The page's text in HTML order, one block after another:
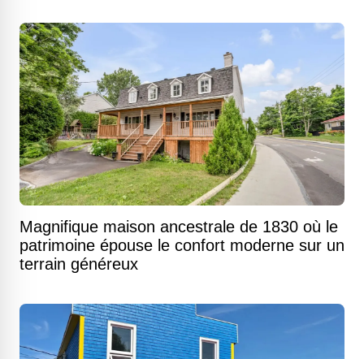
Magnifique maison ancestrale de 1830 où le
patrimoine épouse le confort moderne sur un
terrain généreux